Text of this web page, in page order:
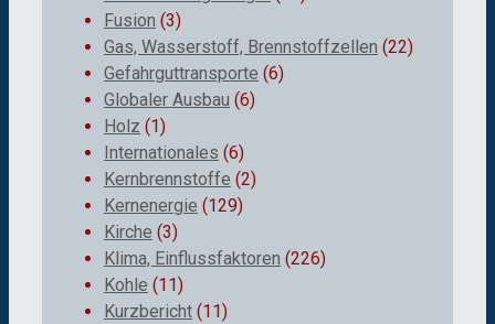
Fusion (3)
Gas, Wasserstoff, Brennstoffzellen (22)
Gefahrguttransporte (6)
Globaler Ausbau (6)
Holz (1)
Internationales (6)
Kernbrennstoffe (2)
Kernenergie (129)
Kirche (3)
Klima, Einflussfaktoren (226)
Kohle (11)
Kurzbericht (11)